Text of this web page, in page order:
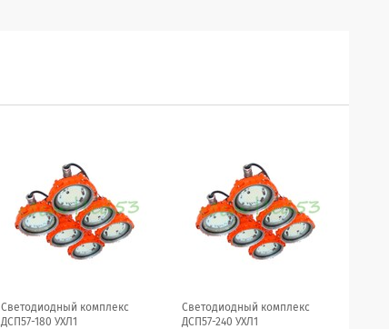
Светодиодный комплекс
ДСП57-180 УХЛ1
Светодиодный комплекс
ДСП57-240 УХЛ1